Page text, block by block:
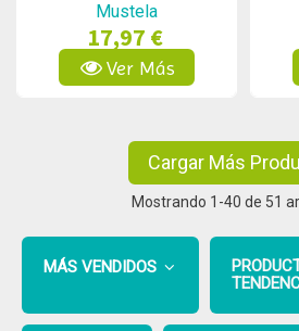
Mustela
17,97 €
Ver Más
Cargar Más
Mostrando 1 -40 de 51
MÁS VENDIDOS